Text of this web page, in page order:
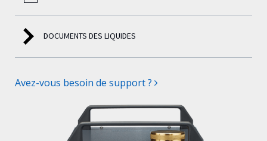
DOCUMENTS DES LIQUIDES
Avez-vous besoin de support ?